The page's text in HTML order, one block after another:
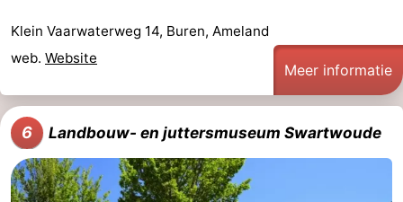
Klein Vaarwaterweg 14, Buren, Ameland
web. Website
Meer informatie
6 Landbouw- en juttersmuseum Swartwoude